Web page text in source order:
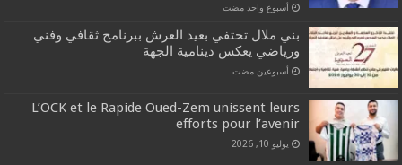
‏أسبوع واحد مضت
بني ملال تحتفي بعيد العرش ببرنامج ثقافي وفني
ورياضي يعكس دينامية الجهة
‏أسبوعين مضت
L’OCK et le Rapide Oued-Zem unissent leurs
efforts pour l’avenir
يوليو 10, 2026